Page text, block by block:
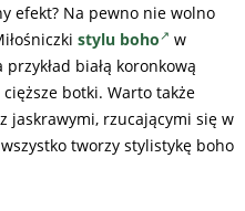
efekt? Na pewno nie wolno
stylu boho
w
białą koronkową
botki. Warto także
jaskrawymi, rzucającymi się w
tworzy stylistykę boho